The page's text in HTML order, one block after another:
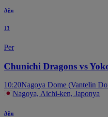
Ağu
13
Per
Chunichi Dragons vs
10:20Nagoya Dome (Vantelin
Nagoya, Aichi-ken, Japonya
Ağu